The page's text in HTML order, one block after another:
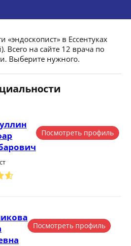
«эндоскопист» в Ессентуках
Всего на сайте 12 врача по
Выберите нужного.
Посмотреть профиль
Посмотреть профиль